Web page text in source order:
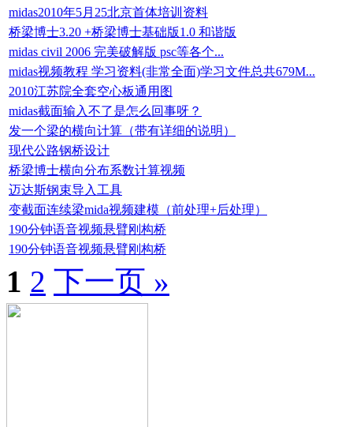
midas2010年5月25北京首体培训资料
桥梁博士3.20 +桥梁博士基础版1.0 和谐版
midas civil 2006 完美破解版 psc等各个...
midas视频教程 学习资料(非常全面)学习文件总共679M...
2010江苏院全套空心板通用图
midas截面输入不了是怎么回事呀？
发一个梁的横向计算（带有详细的说明）
现代公路钢桥设计
桥梁博士横向分布系数计算视频
迈达斯钢束导入工具
变截面连续梁mida视频建模（前处理+后处理）
190分钟语音视频悬臂刚构桥
190分钟语音视频悬臂刚构桥
1 2 下一页 »